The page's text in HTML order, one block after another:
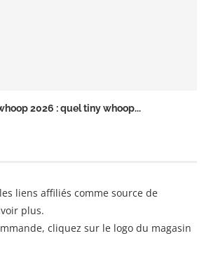
2026 : quel tiny whoop...
liens affiliés comme source de
plus.
cliquez sur le logo du magasin